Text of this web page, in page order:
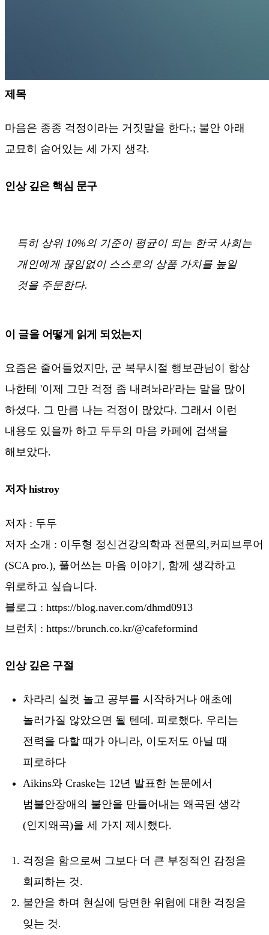
제목
마음은 종종 걱정이라는 거짓말을 한다.; 불안 아래
교묘히 숨어있는 세 가지 생각.
인상 깊은 핵심 문구
특히 상위 10%의 기준이 평균이 되는 한국 사회는
개인에게 끊임없이 스스로의 상품 가치를 높일
것을 주문한다.
이 글을 어떻게 읽게 되었는지
요즘은 줄어들었지만, 군 복무시절 행보관님이 항상
나한테 '이제 그만 걱정 좀 내려놔라'라는 말을 많이
하셨다. 그 만큼 나는 걱정이 많았다. 그래서 이런
내용도 있을까 하고 두두의 마음 카페에 검색을
해보았다.
저자 histroy
저자 : 두두
저자 소개 : 이두형 정신건강의학과 전문의,커피브루어
(SCA pro.), 풀어쓰는 마음 이야기, 함께 생각하고
위로하고 싶습니다.
블로그 : https://blog.naver.com/dhmd0913
브런치 : https://brunch.co.kr/@cafeformind
인상 깊은 구절
차라리 실컷 놀고 공부를 시작하거나 애초에
놀러가질 않았으면 될 텐데. 피로했다. 우리는
전력을 다할 때가 아니라, 이도저도 아닐 때
피로하다
Aikins와 Craske는 12년 발표한 논문에서
범불안장애의 불안을 만들어내는 왜곡된 생각
(인지왜곡)을 세 가지 제시했다.
걱정을 함으로써 그보다 더 큰 부정적인 감정을
회피하는 것.
불안을 하며 현실에 당면한 위협에 대한 걱정을
잊는 것.